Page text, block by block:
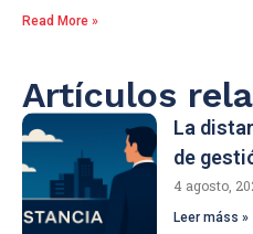
Read More »
Artículos
La
de
4 agosto,
Leer máss »